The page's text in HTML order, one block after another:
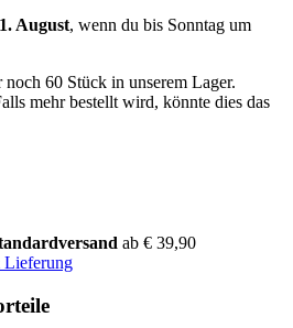
August, wenn du bis Sonntag um
60 Stück in unserem Lager.
mehr bestellt wird, könnte dies das
ab € 39,90
Lieferung